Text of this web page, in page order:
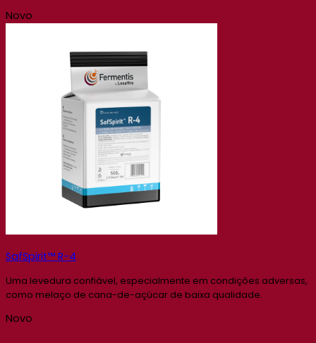
Novo
SafSpirit™ R-4
Uma levedura confiável, especialmente em condições adversas,
como melaço de cana-de-açúcar de baixa qualidade.
Novo